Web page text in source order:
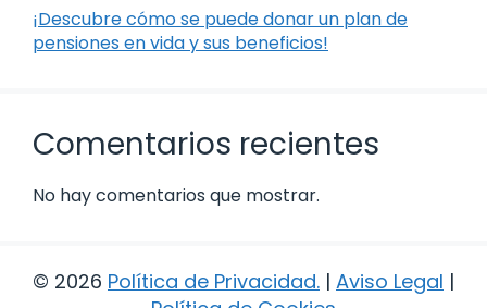
¡Descubre cómo se puede donar un plan de
pensiones en vida y sus beneficios!
Comentarios recientes
No hay comentarios que mostrar.
© 2026 Política de Privacidad. | Aviso Legal |